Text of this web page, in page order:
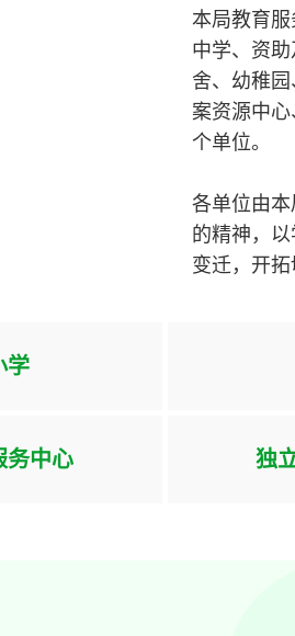
本局教育
中学、资
舍、幼稚
案资源中
个单位。
各单位由本
的精神，
变迁，开拓
学
务中心 独